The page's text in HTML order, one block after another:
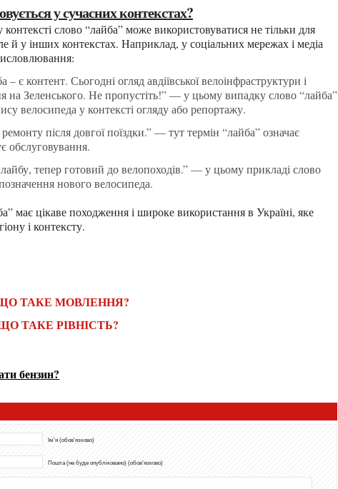
у сучасних контекстах?
й у інших контекстах. Наприклад, у соціальних мережах і медіа
на Зеленського. Не пропустіть!” — у цьому випадку слово “лайба”
велосипеда у контексті огляду або репортажу.
обслуговування.
нового велосипеда.
і контексту.
ТАКЕ МОВЛЕННЯ?
ТАКЕ РІВНІСТЬ?
бензин?
Ім'я (обов'язково)
Пошта (не буде опубліковано) (обов'язково)